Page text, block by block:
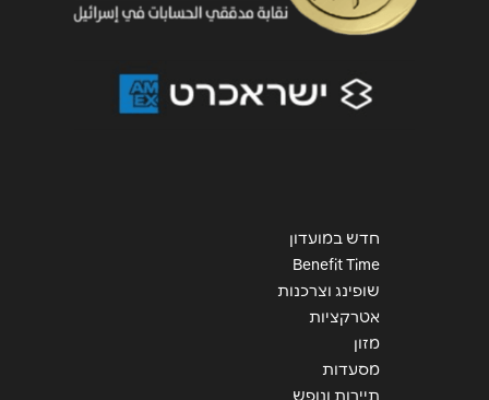
שדרות יצחק רבין 10
באר שבע
חדרה
MIXX Shopping Center
אשדוד
חדש במועדון
Benefit Time
שופינג וצרכנות
אטרקציות
מזון
מסעדות
תיירות ונופש